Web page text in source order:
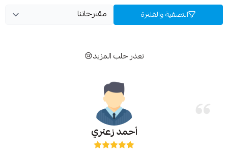
التصفية والفلترة
تعذر جلب المزيد😢
أحمد زعتري